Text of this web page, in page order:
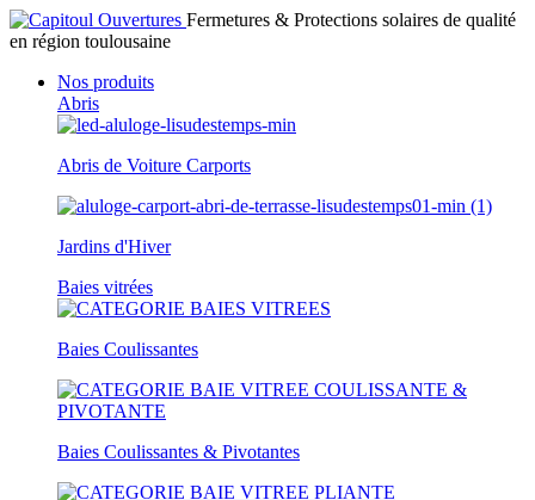
Fermetures & Protections solaires de qualité
en région toulousaine
Nos produits
Abris
Abris de Voiture Carports
Jardins d'Hiver
Baies vitrées
Baies Coulissantes
Baies Coulissantes & Pivotantes